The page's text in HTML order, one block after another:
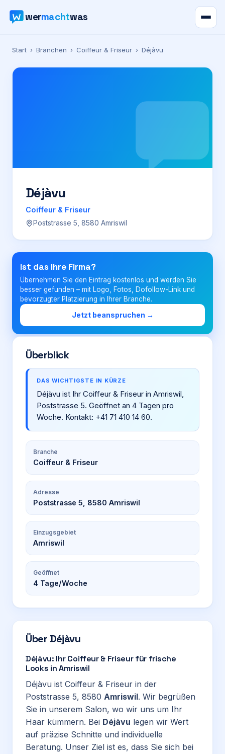
wermachtwas
Verzeichnis
Karte
Preise
Für Firmen
Login
Firma eintragen
Start › Branchen › Coiffeur & Friseur › Déjàvu
Déjàvu
Coiffeur & Friseur
Poststrasse 5, 8580 Amriswil
Ist das Ihre Firma?
Übernehmen Sie den Eintrag kostenlos und werden Sie
besser gefunden – mit Logo, Fotos, Dofollow-Link und
bevorzugter Platzierung in Ihrer Branche.
Jetzt beanspruchen →
Überblick
DAS WICHTIGSTE IN KÜRZE
Déjàvu ist Ihr Coiffeur & Friseur in Amriswil,
Poststrasse 5. Geöffnet an 4 Tagen pro
Woche. Kontakt: +41 71 410 14 60.
Branche
Coiffeur & Friseur
Adresse
Poststrasse 5, 8580 Amriswil
Einzugsgebiet
Amriswil
Geöffnet
4 Tage/Woche
Über Déjàvu
Déjàvu: Ihr Coiffeur & Friseur für frische
Looks in Amriswil
Déjàvu ist Coiffeur & Friseur in der
Poststrasse 5, 8580 Amriswil. Wir begrüßen
Sie in unserem Salon, wo wir uns um Ihr
Haar kümmern. Bei Déjàvu legen wir Wert
auf präzise Schnitte und individuelle
Beratung. Unser Ziel ist es, dass Sie sich bei